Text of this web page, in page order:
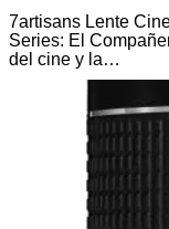
7artisans Lente
Series: El
del cine y la…